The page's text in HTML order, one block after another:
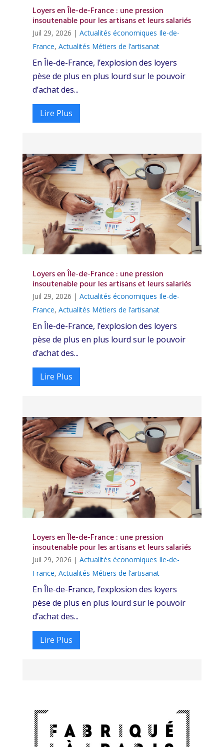
Loyers en Île-de-France : une pression
insoutenable pour les artisans et leurs salariés
Juil 29, 2026 | Actualités économiques Ile-de-
France, Actualités Métiers de l’artisanat
En Île-de-France, l’explosion des loyers
pèse de plus en plus lourd sur le pouvoir
d’achat des...
Lire Plus
Loyers en Île-de-France : une pression
insoutenable pour les artisans et leurs salariés
Juil 29, 2026 | Actualités économiques Ile-de-
France, Actualités Métiers de l’artisanat
En Île-de-France, l’explosion des loyers
pèse de plus en plus lourd sur le pouvoir
d’achat des...
Lire Plus
Loyers en Île-de-France : une pression
insoutenable pour les artisans et leurs salariés
Juil 29, 2026 | Actualités économiques Ile-de-
France, Actualités Métiers de l’artisanat
En Île-de-France, l’explosion des loyers
pèse de plus en plus lourd sur le pouvoir
d’achat des...
Lire Plus